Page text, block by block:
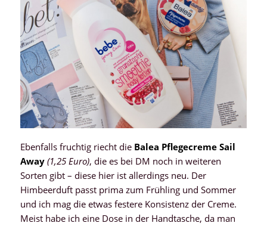
Ebenfalls fruchtig riecht dieBalea Pflegecreme Sail
Away(1,25 Euro), die es bei DM noch in weiteren
Sorten gibt – diese hier ist allerdings neu. Der
Himbeerduft passt prima zum Frühling und Sommer
und ich mag die etwas festere Konsistenz der Creme.
Meist habe ich eine Dose in der Handtasche, da man